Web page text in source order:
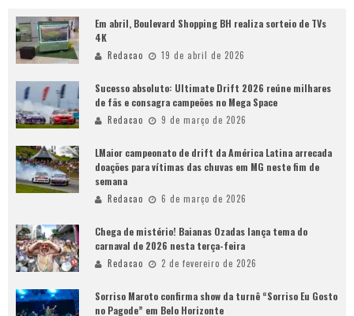
Em abril, Boulevard Shopping BH realiza sorteio de TVs
4K
Redacao 19 de abril de 2026
Sucesso absoluto: Ultimate Drift 2026 reúne milhares
de fãs e consagra campeões no Mega Space
Redacao 9 de março de 2026
LMaior campeonato de drift da América Latina arrecada
doações para vítimas das chuvas em MG neste fim de
semana
Redacao 6 de março de 2026
Chega de mistério! Baianas Ozadas lança tema do
carnaval de 2026 nesta terça-feira
Redacao 2 de fevereiro de 2026
Sorriso Maroto confirma show da turnê “Sorriso Eu Gosto
no Pagode” em Belo Horizonte